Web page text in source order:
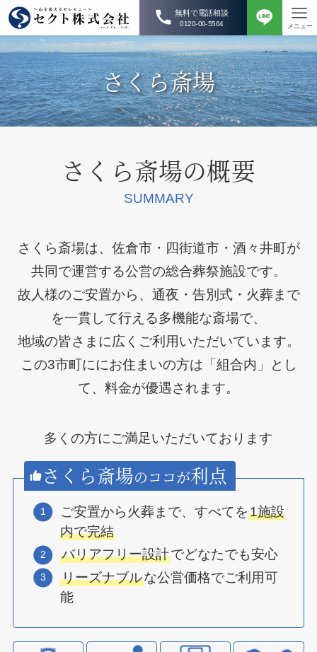
無料で電話相談
0120-00-5564 メニュー
さくら斎場
さくら斎場の概要
SUMMARY
さくら斎場は、佐倉市・四街道市・酒々井町が
共同で運営する公営の総合葬祭施設です。
故人様のご安置から、通夜・告別式・火葬まで
を一貫して行える多機能な斎場で、
地域の皆さまに広くご利用いただいています。
この3市町ににお住まいの方は「組合内」とし
て、料金が優遇されます。
多くの方にご満足いただいております
さくら斎場のココが利点
ご安置から火葬まで、すべてを1施設
内で完結
バリアフリー設計でどなたでも安心
リーズナブルな公営価格でご利用可
能